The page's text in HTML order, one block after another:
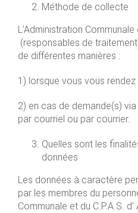
Méthode de collecte
L’Administration Communale
(responsables de
de différentes manières :
1) lorsque vous vous rendez
2) en cas de demande(s)
par courriel ou par courrier.
Quelles sont les
données
Les données à caractère
par les membres du
Communale et du C.P.A.S.